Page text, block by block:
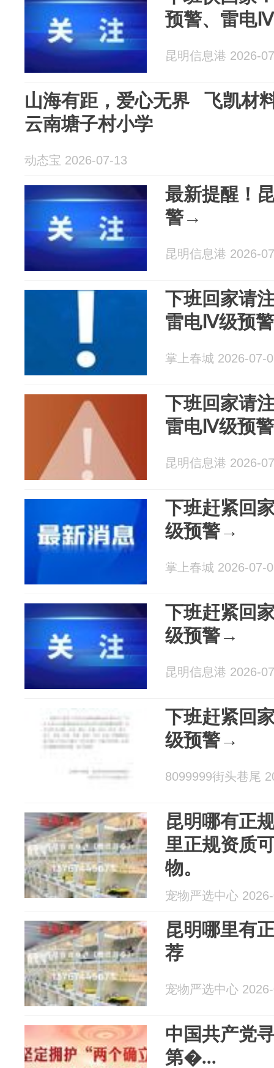
预警、雷电
昆明信息港 2026-
山海有距，爱心无界 飞凯材
云南塘子村小学
动态宝 2026-07-13
最新提醒！
警→
昆明信息港 2026-
下班回家请
雷电Ⅳ级预警
掌上春城 2026-07-
下班回家请
雷电Ⅳ级预警
昆明信息港 2026-
下班赶紧回
级预警→
掌上春城 2026-07-
下班赶紧回
级预警→
昆明信息港 2026-
下班赶紧回
级预警→
8099999街头巷尾
昆明哪有正
里正规资质
物。
宠物严选中心
昆明哪里有
荐
宠物严选中心
中国共产党
第�...